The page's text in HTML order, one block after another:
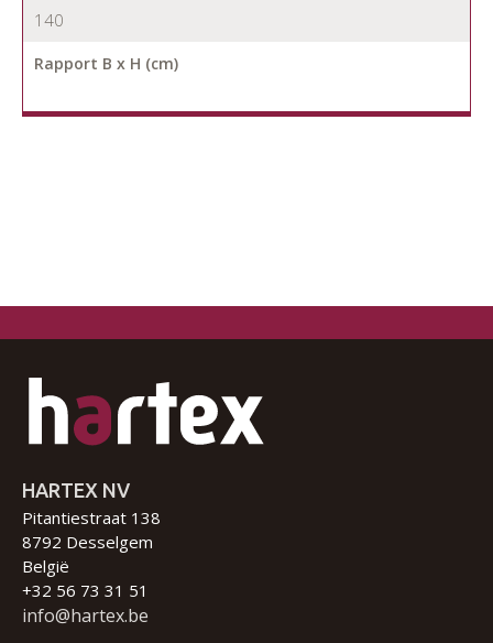
140
Rapport B x H (cm)
HARTEX NV
Pitantiestraat 138
8792 Desselgem
België
+32 56 73 31 51
info@hartex.be